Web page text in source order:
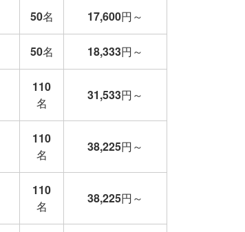
50名 17,600円～
50名 18,333円～
110
名
31,533円～
110
名
38,225円～
110
名
38,225円～